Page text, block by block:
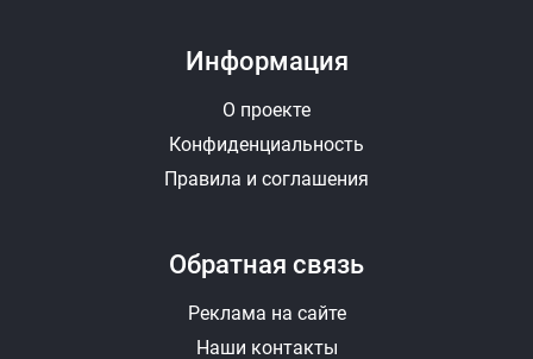
Информация
О проекте
Конфиденциальность
Правила и соглашения
Обратная связь
Реклама на сайте
Наши контакты